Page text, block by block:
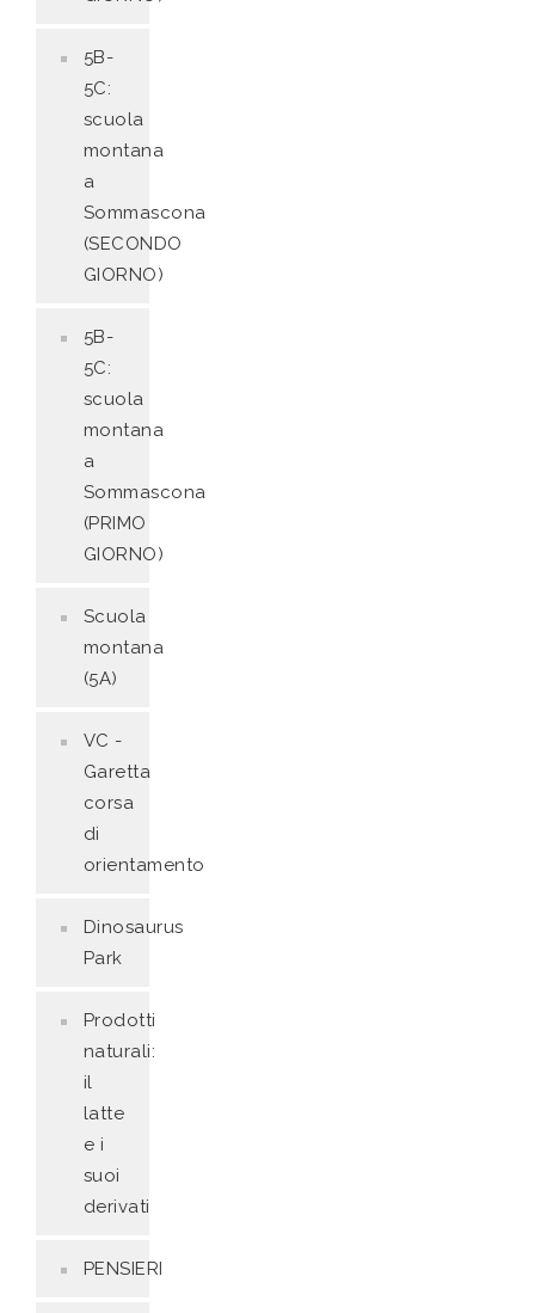
5B-
5C:
scuola
montana
a
Sommascona
(SECONDO
GIORNO)
5B-
5C:
scuola
montana
a
Sommascona
(PRIMO
GIORNO)
Scuola
montana
(5A)
VC -
Garetta
corsa
di
orientamento
Dinosaurus
Park
Prodotti
naturali:
il
latte
e i
suoi
derivati
PENSIERI